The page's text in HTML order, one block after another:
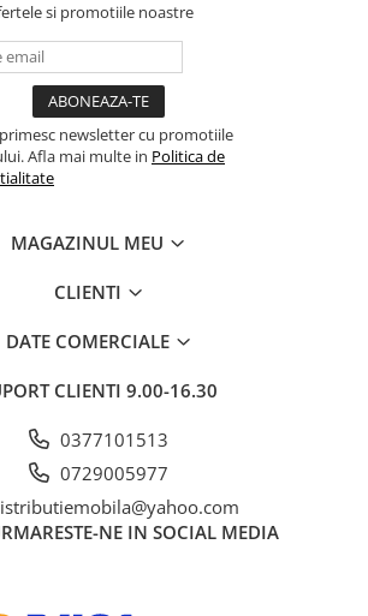
si promotiile noastre
newsletter cu promotiile
Afla mai multe in Politica de
MAGAZINUL MEU
CLIENTI
DATE COMERCIALE
CLIENTI 9.00-16.30
0377101513
0729005977
NE IN SOCIAL MEDIA